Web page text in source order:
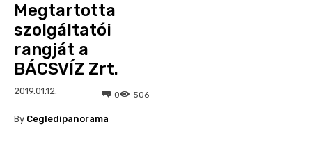
Megtartotta
szolgáltatói
rangját a
BÁCSVÍZ Zrt.
2019.01.12. 506
0
By Cegledipanorama